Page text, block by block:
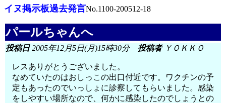
イヌ掲示板過去発言No.1100-200512-18
パールちゃんへ
投稿日2005年12月5日(月)15時30分 投稿者ＹＯＫＫＯ
レスありがとうございました。
なめていたのはおしっこの出口付近です。ワクチンの予
定もあったのでいっしょに診察してもらいました。感染
をしやすい場所なので、何かに感染したのでしょうとの